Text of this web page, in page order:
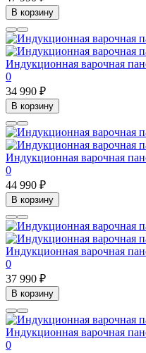
В корзину
Индукционная варочная
0
34 990 ₽
В корзину
Индукционная варочная
0
44 990 ₽
В корзину
Индукционная варочная
0
37 990 ₽
В корзину
Индукционная варочная
0